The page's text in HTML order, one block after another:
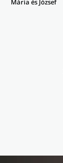
Mária és József